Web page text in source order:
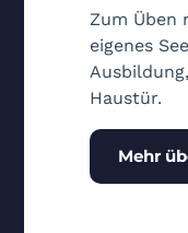
Zum Üben
eigenes
Haustür.
Mehr